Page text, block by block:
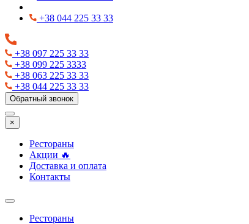
+38 044 225 33 33
+38 097 225 33 33
+38 099 225 3333
+38 063 225 33 33
+38 044 225 33 33
Обратный звонок
×
Рестораны
Акции 🔥
Доставка и оплата
Контакты
Рестораны